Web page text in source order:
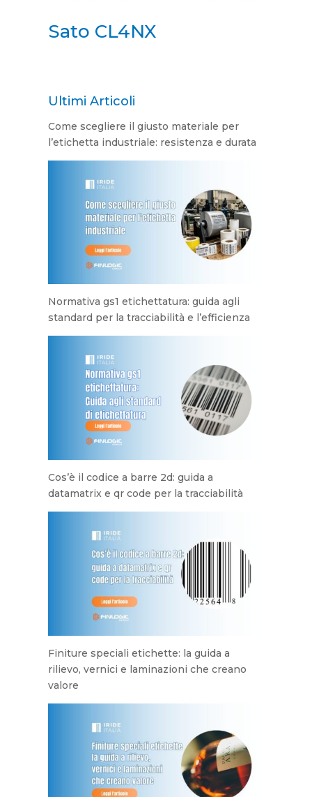
Sato CL4NX
Ultimi Articoli
Come scegliere il giusto materiale per
l’etichetta industriale: resistenza e durata
Normativa gs1 etichettatura: guida agli
standard per la tracciabilità e l’efficienza
Cos’è il codice a barre 2d: guida a
datamatrix e qr code per la tracciabilità
Finiture speciali etichette: la guida a
rilievo, vernici e laminazioni che creano
valore